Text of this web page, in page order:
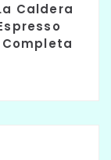
Caldera